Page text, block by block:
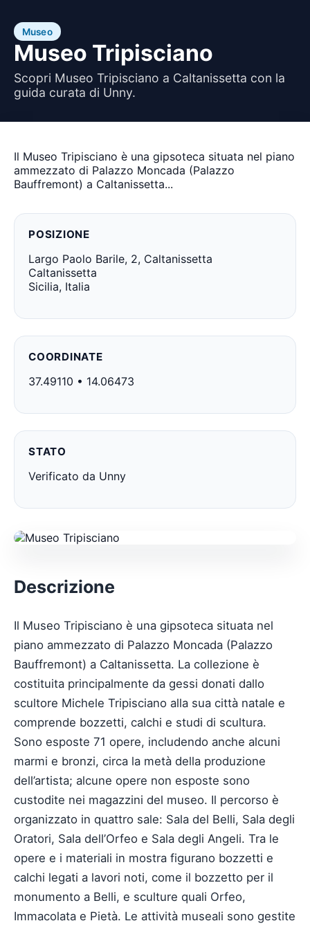
Museo
Museo Tripisciano
Scopri Museo Tripisciano a Caltanissetta con la
guida curata di Unny.
Il Museo Tripisciano è una gipsoteca situata nel piano
ammezzato di Palazzo Moncada (Palazzo
Bauffremont) a Caltanissetta...
POSIZIONE
Largo Paolo Barile, 2, Caltanissetta
Caltanissetta
Sicilia, Italia
COORDINATE
37.49110 • 14.06473
STATO
Verificato da Unny
Descrizione
Il Museo Tripisciano è una gipsoteca situata nel
piano ammezzato di Palazzo Moncada (Palazzo
Bauffremont) a Caltanissetta. La collezione è
costituita principalmente da gessi donati dallo
scultore Michele Tripisciano alla sua città natale e
comprende bozzetti, calchi e studi di scultura.
Sono esposte 71 opere, includendo anche alcuni
marmi e bronzi, circa la metà della produzione
dell’artista; alcune opere non esposte sono
custodite nei magazzini del museo. Il percorso è
organizzato in quattro sale: Sala del Belli, Sala degli
Oratori, Sala dell’Orfeo e Sala degli Angeli. Tra le
opere e i materiali in mostra figurano bozzetti e
calchi legati a lavori noti, come il bozzetto per il
monumento a Belli, e sculture quali Orfeo,
Immacolata e Pietà. Le attività museali sono gestite